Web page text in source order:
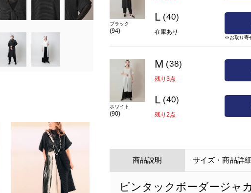
ブラック
(94)
L (40)
在庫あり
※お取り寄
ホワイト
(90)
M (38)
残り3点
L (40)
残り2点
商品説明 サイズ・商品詳細
ピンタックボーダージャ